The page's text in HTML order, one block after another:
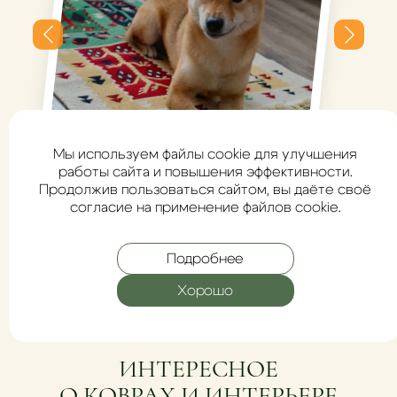
Миниковрик Березки
пылесосом и Никой))
ИНТЕРЕСНОЕ
Мы используем файлы cookie для улучшения
работы сайта и повышения эффективности.
Продолжив пользоваться сайтом, вы даёте своё
согласие на применение файлов cookie.
Подробнее
Хорошо